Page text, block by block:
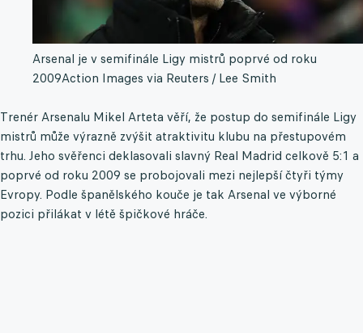
Arsenal je v semifinále Ligy mistrů poprvé od roku
2009Action Images via Reuters / Lee Smith
Trenér Arsenalu Mikel Arteta věří, že postup do semifinále Ligy
mistrů může výrazně zvýšit atraktivitu klubu na přestupovém
trhu. Jeho svěřenci deklasovali slavný Real Madrid celkově 5:1 a
poprvé od roku 2009 se probojovali mezi nejlepší čtyři týmy
Evropy. Podle španělského kouče je tak Arsenal ve výborné
pozici přilákat v létě špičkové hráče.